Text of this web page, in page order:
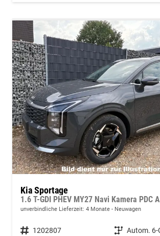
Kia Sportage
1.6 T-GDI PHEV MY27 Navi Kamera PDC
unverbindliche Lieferzeit: 4 Monate Neuwagen
Fahrzeugnummer 1202807 Getriebe Autom. 6-